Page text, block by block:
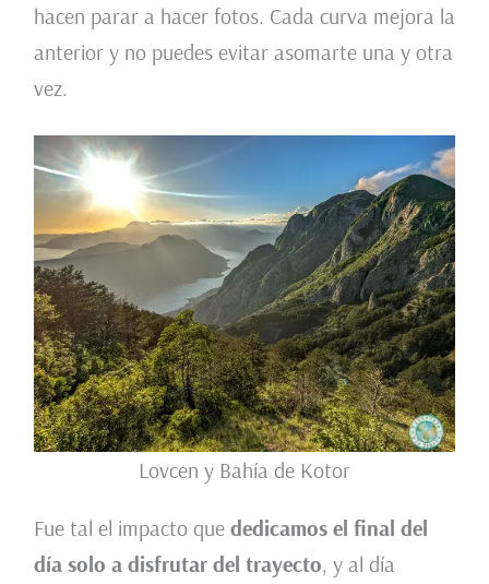
hacen parar a hacer fotos. Cada curva mejora la
anterior y no puedes evitar asomarte una y otra
vez.
Lovcen y Bahía de Kotor
Fue tal el impacto que dedicamos el final del
día solo a disfrutar del trayecto, y al día